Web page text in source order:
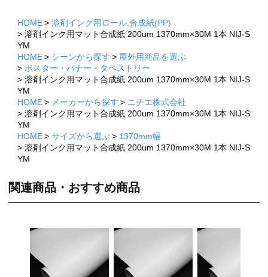
HOME
溶剤インク用ロール,合成紙(PP)
溶剤インク用マット合成紙 200um 1370mm×30M 1本 NIJ-S
YM
HOME
シーンから探す
屋外用商品を選ぶ
ポスター・バナー・タペストリー
溶剤インク用マット合成紙 200um 1370mm×30M 1本 NIJ-S
YM
HOME
メーカーから探す
ニチエ株式会社
溶剤インク用マット合成紙 200um 1370mm×30M 1本 NIJ-S
YM
HOME
サイズから選ぶ
1370mm幅
溶剤インク用マット合成紙 200um 1370mm×30M 1本 NIJ-S
YM
関連商品・おすすめ商品